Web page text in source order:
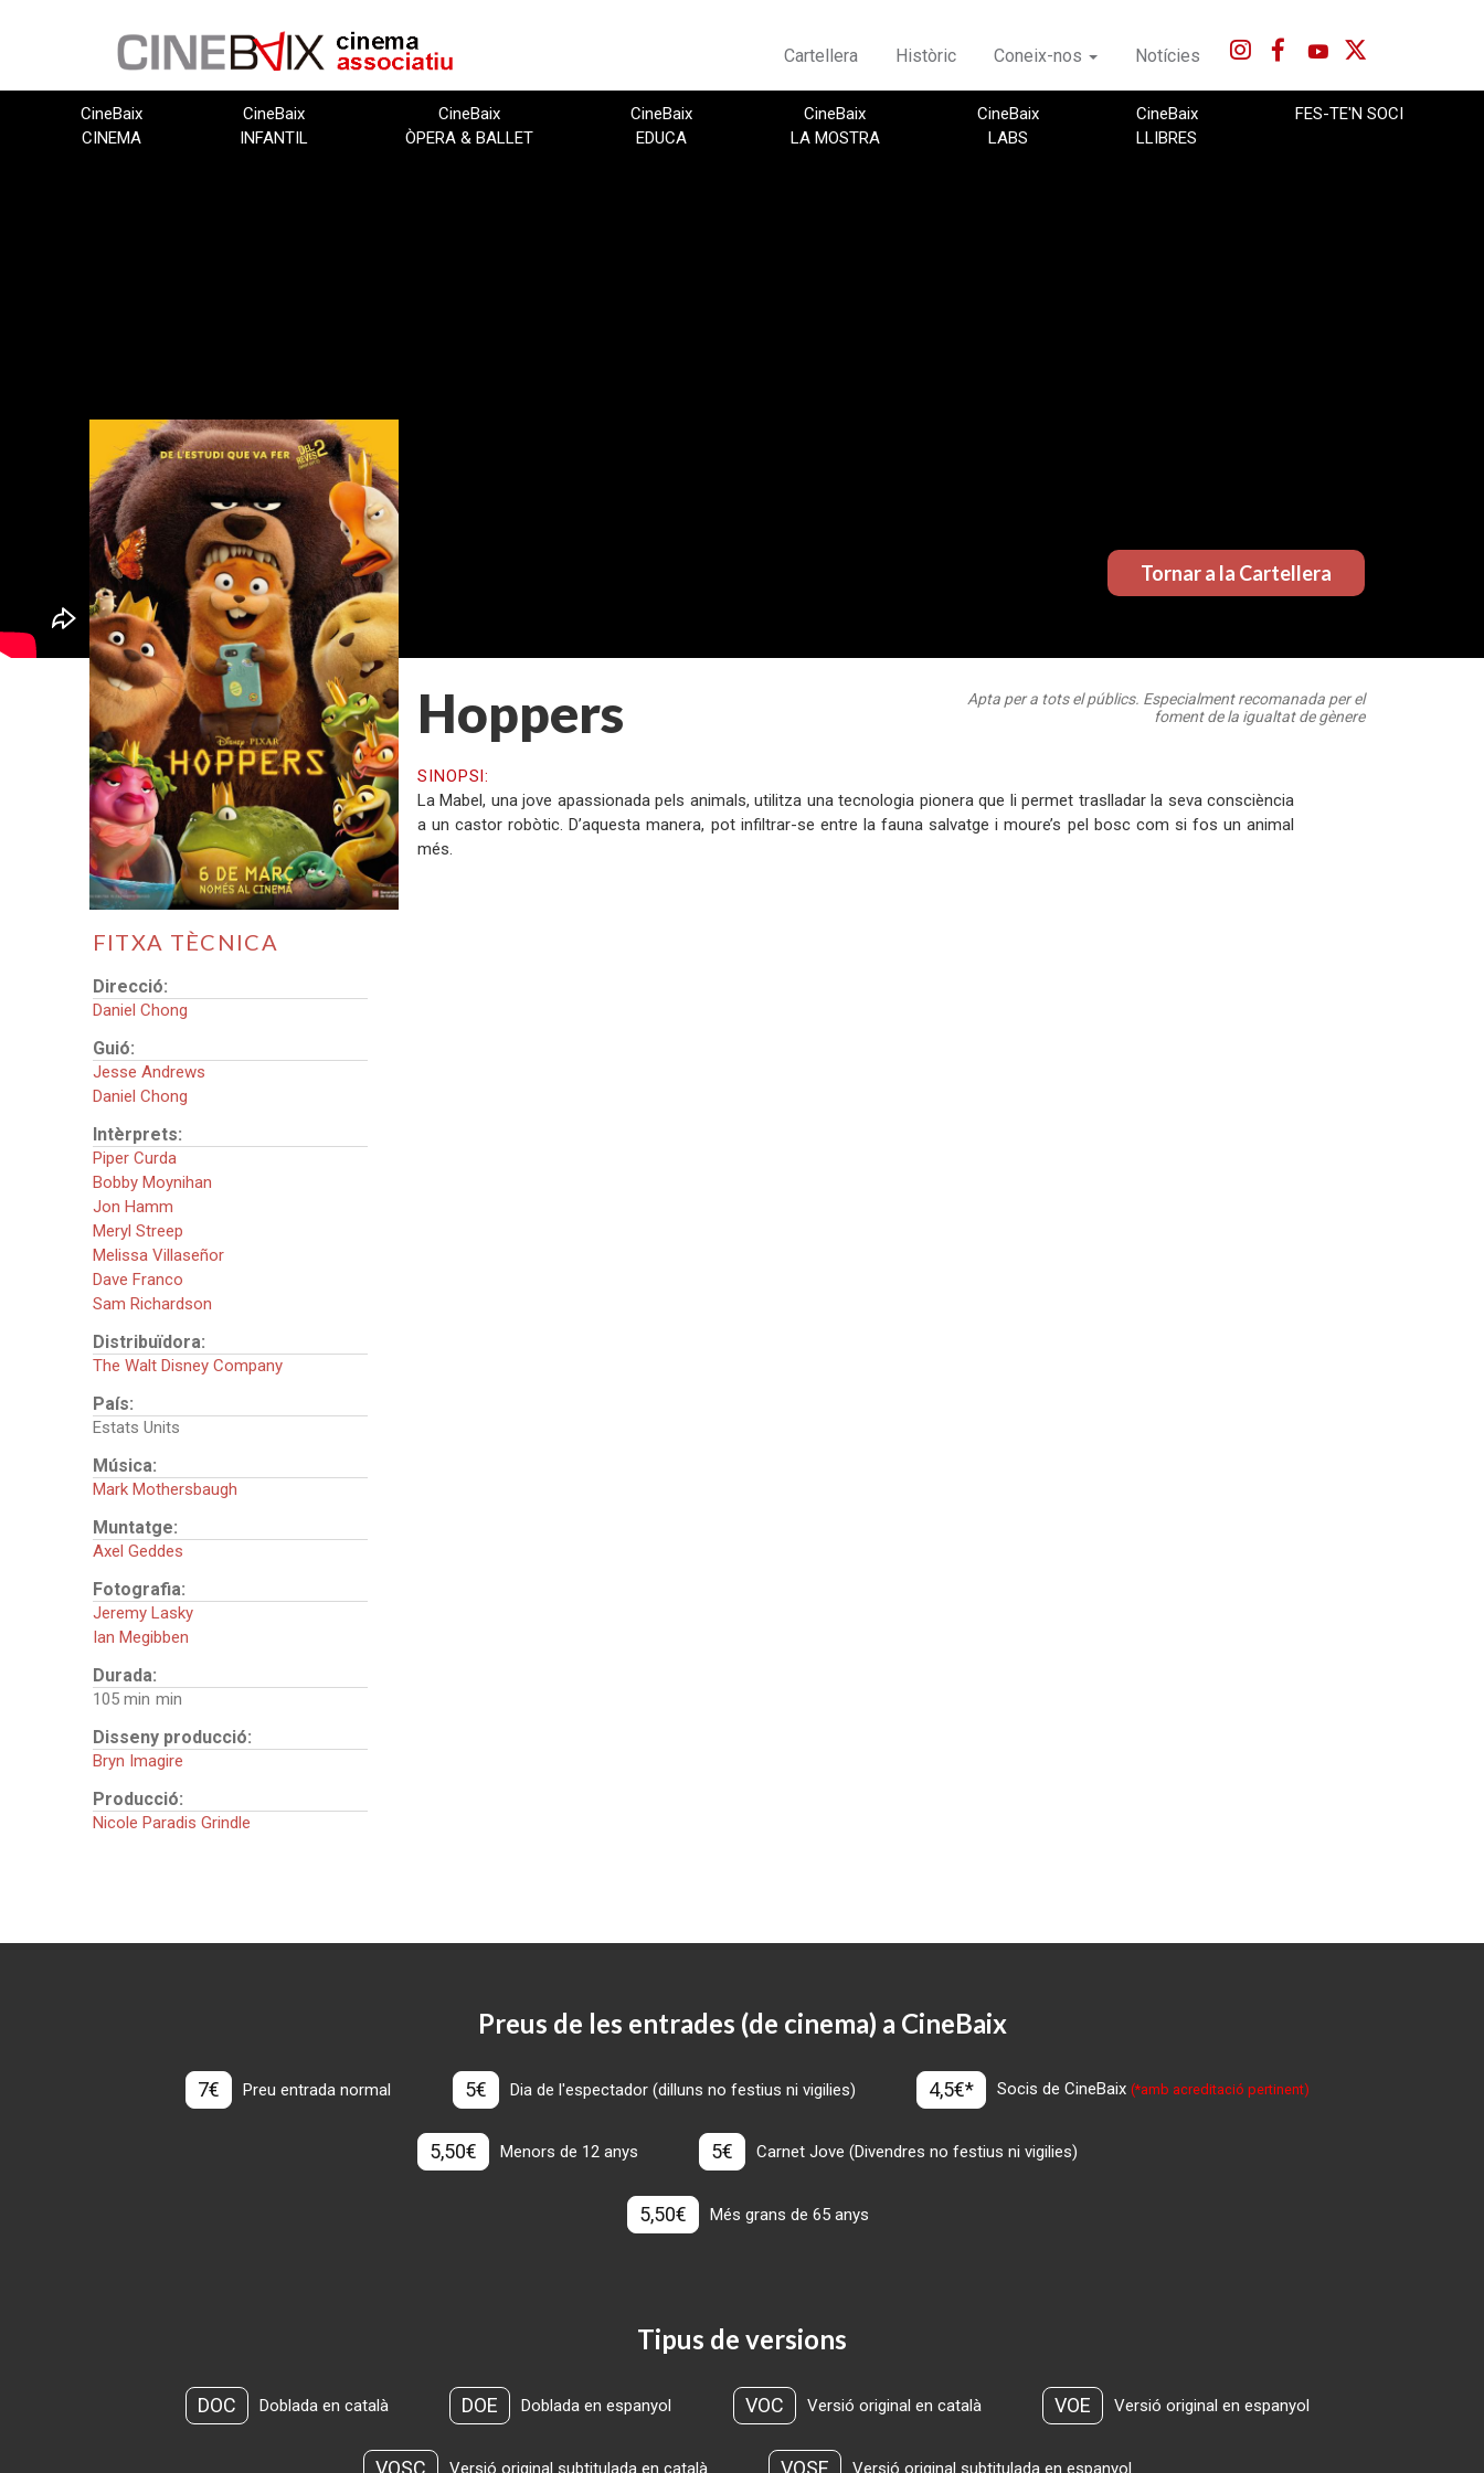
Cartellera Històric Coneix-nos Notícies
CineBaix
CINEMA
CineBaix
INFANTIL
CineBaix
ÒPERA & BALLET
CineBaix
EDUCA
CineBaix
LA MOSTRA
CineBaix
LABS
CineBaix
LLIBRES
FES-TE'N SOCI
Hoppers
Tornar a la Cartellera
Apta per a tots el públics. Especialment recomanada per el
foment de la igualtat de gènere
FITXA TÈCNICA
Direcció:
Daniel Chong
Guió:
Jesse Andrews
Daniel Chong
Intèrprets:
Piper Curda
Bobby Moynihan
Jon Hamm
Meryl Streep
Melissa Villaseñor
Dave Franco
Sam Richardson
Distribuïdora:
The Walt Disney Company
País:
Estats Units
Música:
Mark Mothersbaugh
Muntatge:
Axel Geddes
Fotografia:
Jeremy Lasky
Ian Megibben
Durada:
105 min
Disseny producció:
Bryn Imagire
Producció:
Nicole Paradis Grindle
SINOPSI:
La Mabel, una jove apassionada pels animals, utilitza una tecnologia pionera que li permet traslladar la seva consciència
a un castor robòtic. D’aquesta manera, pot infiltrar-se entre la fauna salvatge i moure’s pel bosc com si fos un animal
més.
Preus de les entrades (de cinema) a CineBaix
7€ Preu entrada normal 5€ Dia de l'espectador (dilluns no festius ni vigilies) 4,5€* Socis de CineBaix(*amb acreditació pertinent)
5,50€ Menors de 12 anys 5€ Carnet Jove (Divendres no festius ni vigilies)
5,50€ Més grans de 65 anys
Tipus de versions
DOC Doblada en català DOE Doblada en espanyol VOC Versió original en català VOE Versió original en espanyol
VOSC Versió original subtitulada en català VOSE Versió original subtitulada en espanyol